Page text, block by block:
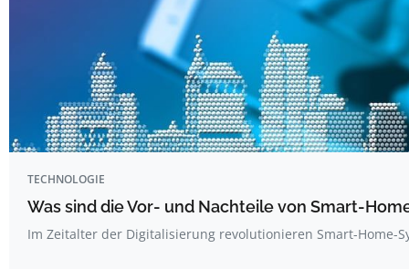
TECHNOLOGIE
Was sind die Vor- und Nachteile von Smart-
Im Zeitalter der Digitalisierung revolutionieren Smart-Home-